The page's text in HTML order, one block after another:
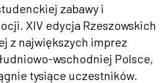
zabawy i
XIV edycja Rzeszowskich
z największych imprez
wschodniej Polsce,
tysiące uczestników.